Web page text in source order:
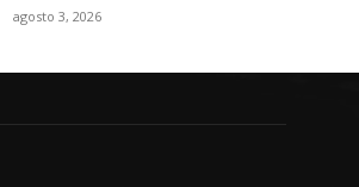
agosto 3, 2026